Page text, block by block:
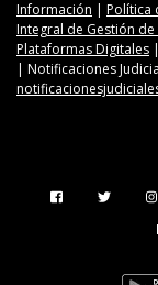
Información
Política
Integral de Gestión
Plataformas Digitales
| Notificaciones